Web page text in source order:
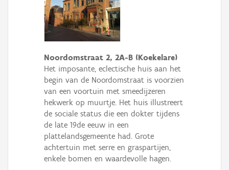
Noordomstraat 2, 2A-B (Koekelare)
Het imposante, eclectische huis aan het
begin van de Noordomstraat is voorzien
van een voortuin met smeedijzeren
hekwerk op muurtje. Het huis illustreert
de sociale status die een dokter tijdens
de late 19de eeuw in een
plattelandsgemeente had. Grote
achtertuin met serre en graspartijen,
enkele bomen en waardevolle hagen.